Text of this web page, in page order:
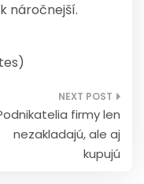
náročnejší.
firmy len
nezakladajú, ale aj
kupujú